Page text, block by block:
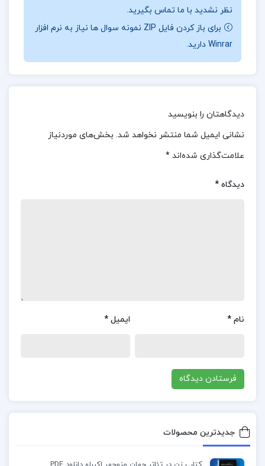
آب قرار گرفته اکسیده می شوند.
کتاب زمین‌شناسی نفت دکتر عباس افشار حرب یکی از
منابع مفید و پایه‌ای برای دانشجویان رشته
خودآموز و ساختار آموزشی منظم، مفاهیم اساسی
زمین‌شناسی نفت را به خوبی پوشش می‌دهد. اگرچه
کتاب در زمینه‌های به‌روزرسانی فناوری و تمرین‌های
عملی می‌تواند بهبود یابد، اما همچنان به عنوان منبعی
کتاب‌های انتشارات دانشگاه پیام نور، از جمله
پیروی می‌کنند که دسترسی به مطالب را آسان می‌کند.
این کتاب‌ها با شیوه‌ای طراحی شده‌اند که تا حد زیادی
نیاز به حضور استاد را کاهش می‌دهند و به گونه‌ای
است که دانشجویان بتوانند مباحث را به صورت
خودآموز یاد بگیرند. دانشگاه پیام نور، علاوه بر علوم
نظر نشدید با ما تماس بگیرید.
برای باز کردن فایل ZIP نمونه سوال ها نیاز به نرم افزار
Winrar دارید.
دیدگاهتان را بنویسید
نشانی ایمیل شما منتشر نخواهد شد. بخش‌های موردنیاز
علامت‌گذاری شده‌اند *
دیدگاه *
نام * ایمیل *
جدیدترین محصولات